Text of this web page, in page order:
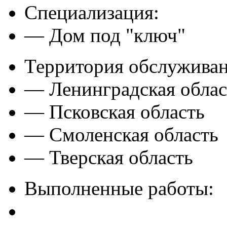
Специализация:
— Дом под "ключ"
Территория
— Ленинградская
— Псковская область
— Смоленская область
— Тверская область
Выполненные работы: